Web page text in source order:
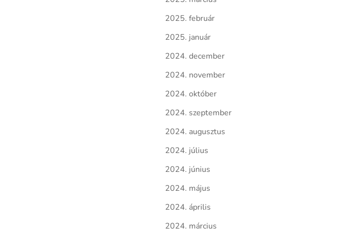
2025. február
2025. január
2024. december
2024. november
2024. október
2024. szeptember
2024. augusztus
2024. július
2024. június
2024. május
2024. április
2024. március